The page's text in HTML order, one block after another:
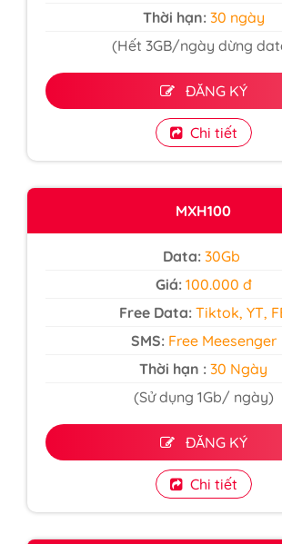
Thời hạn:30 ngày
(Hết 3GB/ngày dừng
ĐĂNG KÝ
Chi tiết
MXH100
Data: 30Gb
Giá: 100.000 đ
Free Data: Tiktok, YT,
SMS:Free Meesenger
Thời hạn : 30 Ngày
(Sử dụng 1Gb/ ngày)
ĐĂNG KÝ
Chi tiết